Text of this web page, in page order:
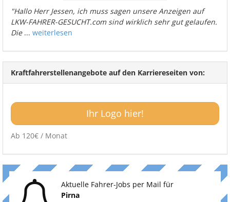
"Hallo Herr Jessen, ich muss sagen unsere Anzeigen auf
LKW-FAHRER-GESUCHT.com sind wirklich sehr gut gelaufen.
Die... weiterlesen
Kraftfahrerstellenangebote auf den Karriereseiten von:
Ihr Logo hier!
Ab 120€ / Monat
Aktuelle Fahrer-Jobs per Mail für
Pirna